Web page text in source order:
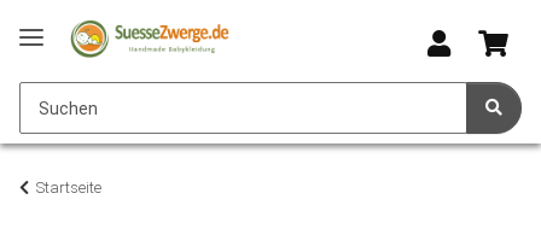
Startseite